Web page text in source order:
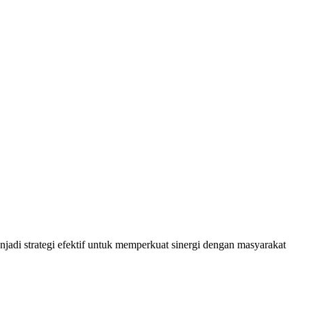
strategi efektif untuk memperkuat sinergi dengan masyarakat